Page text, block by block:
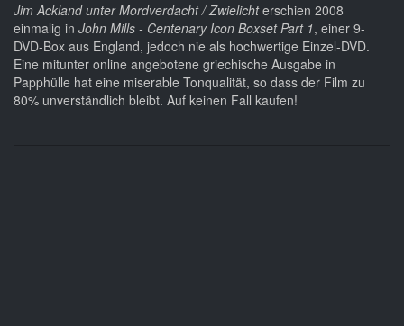
Jim Ackland unter Mordverdacht / Zwielichterschien 2008
einmalig in John Mills - Centenary Icon Boxset Part 1, einer 9-
DVD-Box aus England, jedoch nie als hochwertige Einzel-DVD.
Eine mitunter online angebotene griechische Ausgabe in
Papphülle hat eine miserable Tonqualität, so dass der Film zu
80% unverständlich bleibt. Auf keinen Fall kaufen!